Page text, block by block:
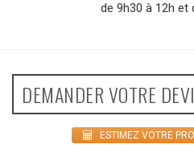
de 9h30 à 12h et
DEMANDER VOTRE
ESTIMEZ VOTRE